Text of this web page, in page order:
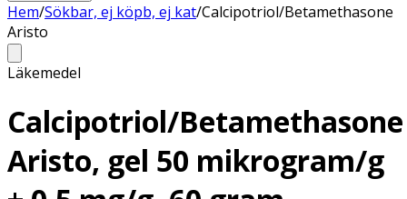
Hem/Sökbar, ej köpb, ej kat/Calcipotriol/Betamethasone
Aristo
Läkemedel
Calcipotriol/Betamethasone
Aristo, gel 50 mikrogram/g